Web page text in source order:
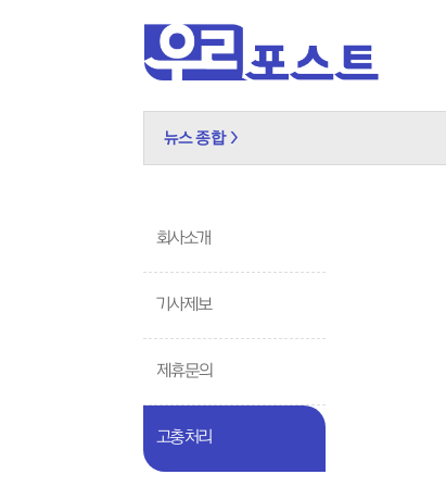
뉴스 종합 >
회사소개
기사제보
제휴문의
고충처리